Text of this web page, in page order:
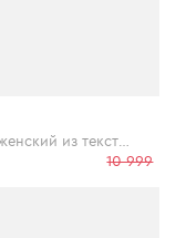
Пуховик женский из текстиля с капюшоном
10 999